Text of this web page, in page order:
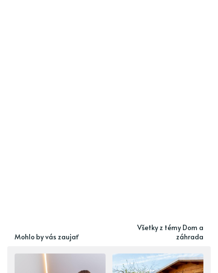
Mohlo by vás zaujať
Všetky z témy Dom a
záhrada